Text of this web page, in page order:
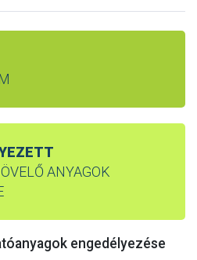
ANYAGOK
engedélyezése